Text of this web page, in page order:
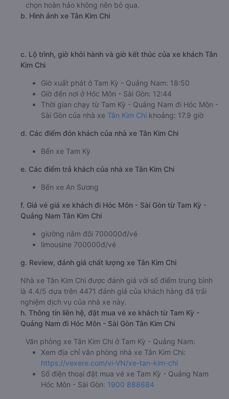
chọn hoàn hảo không nên bỏ qua.
b. Hình ảnh xe Tân Kim Chi
c. Lộ trình, giờ khởi hành và giờ kết thúc của xe khách Tân
Kim Chi
Giờ xuất phát ở Tam Kỳ - Quảng Nam: 18:50
Giờ đến nơi ở Hóc Môn - Sài Gòn: 12:44
Thời gian chạy từ Tam Kỳ - Quảng Nam đi Hóc Môn -
Sài Gòn của nhà xe Tân Kim Chi khoảng: 17.9 giờ
d. Các điểm đón khách của nhà xe Tân Kim Chi
Bến xe Tam Kỳ
e. Các điểm trả khách của nhà xe Tân Kim Chi
Bến xe An Sương
f. Giá vé giá xe khách đi Hóc Môn - Sài Gòn từ Tam Kỳ -
Quảng Nam Tân Kim Chi
giường nằm đôi 700000đ/vé
limousine 700000đ/vé
g. Review, đánh giá chất lượng xe Tân Kim Chi
Nhà xe Tân Kim Chi được đánh giá với số điểm trung bình
là 4.4/5 dựa trên 4471 đánh giá của khách hàng đã trải
nghiệm dịch vụ của nhà xe này.
h. Thông tin liên hệ, đặt mua vé xe khách từ Tam Kỳ -
Quảng Nam đi Hóc Môn - Sài Gòn Tân Kim Chi
Văn phòng xe Tân Kim Chi ở Tam Kỳ - Quảng Nam:
Xem địa chỉ văn phòng nhà xe Tân Kim Chi:
https://vexere.com/vi-VN/xe-tan-kim-chi
Số điện thoại đặt mua vé xe Tam Kỳ - Quảng Nam
Hóc Môn - Sài Gòn: 1900 888684